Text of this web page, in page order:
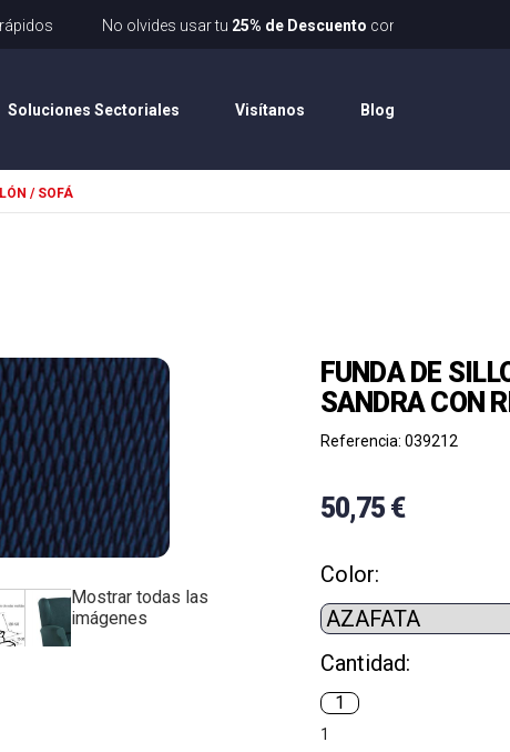
Envíos rápidos No olvides usar tu25% de Descuento
Soluciones Sectoriales Visítanos Blog
/ SOFÁ
Mostrar todas las
imágenes
FUNDA DE
SANDRA CON
Referencia: 039212
50,75 €
Color:
Cantidad:
1